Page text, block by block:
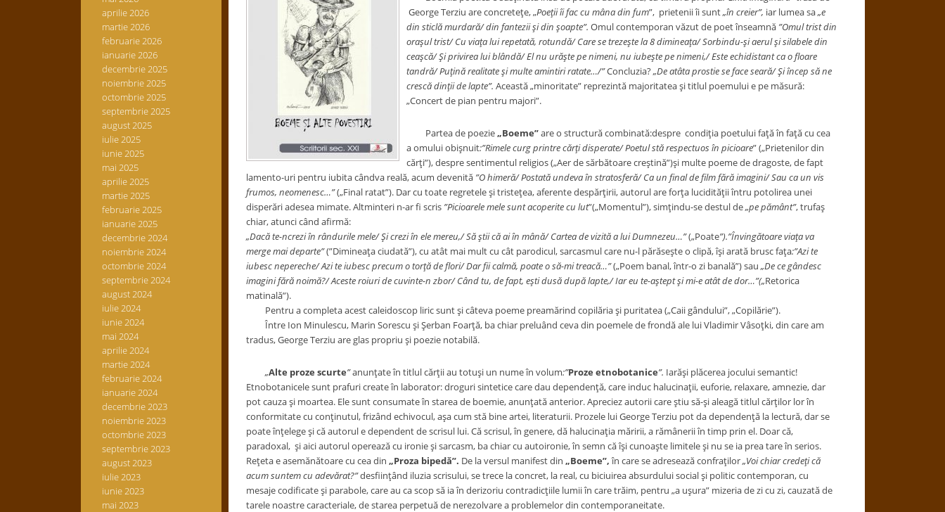
aprilie 2026
martie 2026
februarie 2026
ianuarie 2026
decembrie 2025
noiembrie 2025
octombrie 2025
septembrie 2025
august 2025
iulie 2025
iunie 2025
mai 2025
aprilie 2025
martie 2025
februarie 2025
ianuarie 2025
decembrie 2024
noiembrie 2024
octombrie 2024
septembrie 2024
august 2024
iulie 2024
iunie 2024
mai 2024
aprilie 2024
martie 2024
februarie 2024
ianuarie 2024
decembrie 2023
noiembrie 2023
octombrie 2023
septembrie 2023
august 2023
iulie 2023
iunie 2023
mai 2023
George Terziu are concreteţe, „Poeţii îi fac cu mâna din fum”, prietenii îi sunt„în creier”, iar lumea sa„e
din sticlă murdară/ din fantezii şi din şoapte”. Omul contemporan văzut de poet înseamnă ”Omul trist din
oraşul trist/ Cu viaţa luirepetată, rotundă/ Care se trezeşte la 8 dimineaţa/ Sorbindu-şi aerul şi silabele din
ceaşcă/ Şi privirea lui blândă/El nu urăşte pe nimeni, nu iubeşte pe nimeni,/ Este echidistant ca o floare
tandră/ Puţină realitate şi multe amintiri ratate…/”Concluzia?„De atâta prostie se face seară/ Şi încep să ne
crescă dinţii de lapte”. Această „minoritate” reprezintă majoritatea şi titlul poemului e pe măsură:
„Concert de pian pentru majori”.
Partea de poezie„Boeme”are o structură combinată:despre condiţia poetului faţă în faţă cu cea
a omului obişnuit:”Rimele curg printre cărţi disperate/ Poetul stărespectuos în picioare” („Prietenilor din
cărţi”), despre sentimentul religios („Aer de sărbătoare creştină”)şi multe poeme de dragoste, de fapt
lamento-uri pentru iubita cândva reală, acum devenită ”O himeră/ Postată undeva în stratosferă/ Ca un final de film fără imagini/ Sau ca un vis
frumos, neomenesc…”(„Final ratat”). Dar cu toate regretele şi tristeţea, aferente despărţirii, autorul are forţa lucidităţii întru potolirea unei
disperări adesea mimate. Altminteri n-ar fi scris ”Picioarele mele sunt acoperite cu lut”(„Momentul”), simţindu-se destul de„pe pământ”, trufaş
chiar, atunci când afirmă:
„Dacă te-ncrezi în rândurile mele/ Şi crezi în ele mereu,/ Să ştii că ai în mână/ Cartea de vizită a lui Dumnezeu…”(„Poate”).”Învingătoare viaţa va
merge maideparte”(”Dimineaţa ciudată”), cu atât mai mult cu cât parodicul, sarcasmul care nu-l părăseşte o clipă, îşi arată brusc faţa:”Azi te
iubesc nepereche/ Azi te iubesc precum o torţă de flori/ Dar fii calmă, poate o să-mi treacă…”(„Poem banal, într-o zi banală”) sau „De ce gândesc
imagini fără noimă?/ Aceste roiuri de cuvinte-n zbor/ Când tu, de fapt, eşti dusă după lapte,/ Iar eu te-aştept şi mi-e atât de dor…”(„Retorica
matinală”).
Pentru a completa acest caleidoscop liric sunt şi câteva poeme preamărind copilăria şi puritatea („Caii gândului”, „Copilărie”).
Între Ion Minulescu, Marin Sorescu şi Şerban Foarţă, ba chiar preluând ceva din poemele de frondă ale lui Vladimir Vâsoţki, din care am
tradus, George Terziu are glas propriu şi poezie notabilă.
„Alte proze scurte”anunţate în titlul cărţii au totuşi un nume în volum:”Proze etnobotanice”. Iarăşi plăcerea jocului semantic!
Etnobotanicele sunt prafuri create în laborator: droguri sintetice care dau dependenţă, care induc halucinaţii, euforie, relaxare, amnezie, dar
pot cauza şi moartea. Ele sunt consumate în starea de boemie, anunţată anterior. Apreciez autorii care ştiu să-şi aleagă titlul cărţilor lor în
conformitate cu conţinutul, frizând echivocul, aşa cum stă bine artei, literaturii. Prozele lui George Terziu pot da dependenţă la lectură, dar se
poate înţelege şi că autorul e dependent de scrisul lui. Că scrisul, în genere, dă halucinaţia măririi, a rămânerii în timp prin el. Doar că,
paradoxal, şi aici autorul operează cu ironie şi sarcasm, ba chiar cu autoironie, în semn că îşi cunoaşte limitele şi nu se ia prea tare în serios.
Reţeta e asemănătoare cu cea din „Proza bipedă”. De la versul manifest din „Boeme”,în care se adresează confraţilor„Voi chiar credeţi că
acum suntem cu adevărat?”desfiinţând iluzia scrisului, se trece la concret, la real, cu biciuirea absurdului social şi politic contemporan, cu
mesaje codificate şi parabole, care au ca scop să ia în derizoriu contradicţiile lumii în care trăim, pentru „a uşura” mizeria de zi cu zi, cauzată de
tarele noastre caracteriale, de starea perpetuă de nerezolvare a problemelor din contemporaneitate.